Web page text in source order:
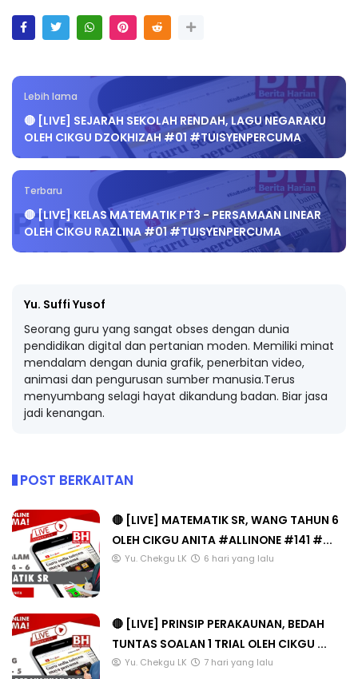
Lebih lama
🔴 [LIVE] SEJARAH SEKOLAH RENDAH, LAGU NEGARAKU
OLEH CIKGU DZOKHIZAH #01 #TUISYENPERCUMA
Terbaru
🔴 [LIVE] KELAS MATEMATIK PT3 - PERSAMAAN LINEAR
OLEH CIKGU RAZLINA #01 #TUISYENPERCUMA
Yu. Suffi Yusof
Seorang guru yang sangat obses dengan dunia
pendidikan digital dan pertanian moden. Memiliki minat
mendalam dengan dunia grafik, penerbitan video,
animasi dan pengurusan sumber manusia.Terus
menyumbang selagi hayat dikandung badan. Biar jasa
jadi kenangan.
POST BERKAITAN
🔴 [LIVE] MATEMATIK SR, WANG TAHUN 6
OLEH CIKGU ANITA #ALLINONE #141 #...
Yu. Chekgu LK 6 hari yang lalu
🔴 [LIVE] PRINSIP PERAKAUNAN, BEDAH
TUNTAS SOALAN 1 TRIAL OLEH CIKGU ...
Yu. Chekgu LK 7 hari yang lalu